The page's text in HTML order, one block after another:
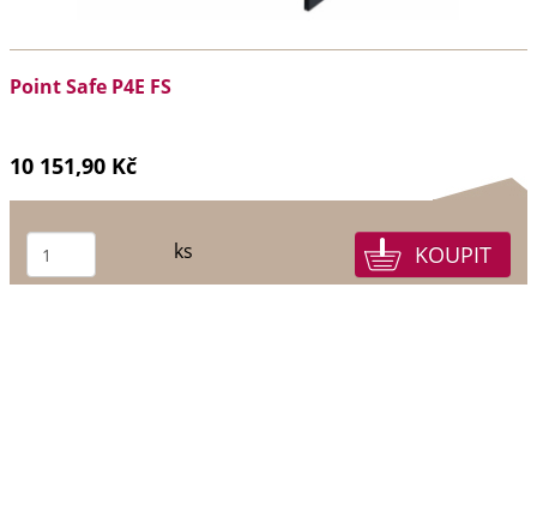
Point Safe P4E FS
10 151,90 Kč
ks